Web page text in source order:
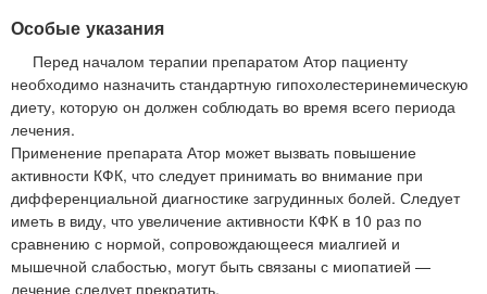
Особые указания
Перед началом терапии препаратом Атор пациенту
необходимо назначить стандартную гипохолестеринемическую
диету, которую он должен соблюдать во время всего периода
лечения.
Применение препарата Атор может вызвать повышение
активности КФК, что следует принимать во внимание при
дифференциальной диагностике загрудинных болей. Следует
иметь в виду, что увеличение активности КФК в 10 раз по
сравнению с нормой, сопровождающееся миалгией и
мышечной слабостью, могут быть связаны с миопатией —
лечение следует прекратить.